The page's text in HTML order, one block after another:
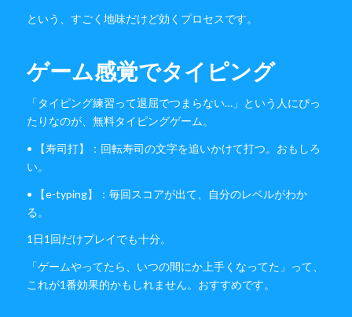
という、すごく地味だけど効くプロセスです。
ゲーム感覚でタイピング
「タイピング練習って退屈でつまらない…」という人にぴっ
たりなのが、無料タイピングゲーム。
• 【寿司打】：回転寿司の文字を追いかけて打つ。おもしろ
い。
• 【e-typing】：毎回スコアが出て、自分のレベルがわか
る。
1日1回だけプレイでも十分。
「ゲームやってたら、いつの間にか上手くなってた」って、
これが1番効果的かもしれません。おすすめです。